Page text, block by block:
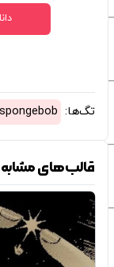
تگ‌ها: spongebob
قالب‌های مشابه